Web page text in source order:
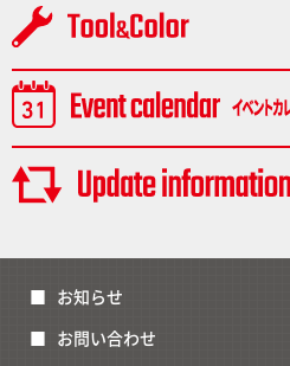
お知らせ
お問い合わせ